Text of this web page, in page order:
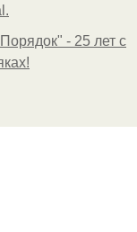
- 25 лет с